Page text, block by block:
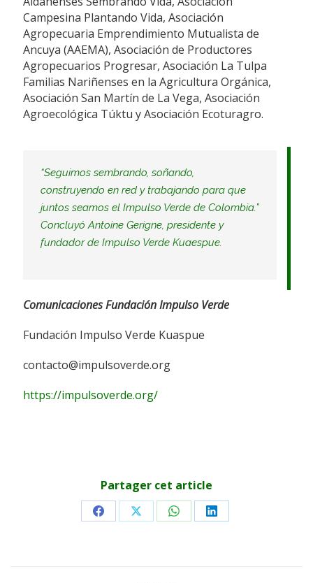
Campesina Plantando Vida, Asociación
Agropecuaria Emprendimiento Mutualista de
Ancuya (AAEMA), Asociación de Productores
Agropecuarios Progresar, Asociación La Tulpa
Familias Nariñenses en la Agricultura Orgánica,
Asociación San Martín de La Vega, Asociación
Agroecológica Túktu y Asociación Ecoturagro.
“Seguimos sembrando, soñando,
construyendo en red y trabajando para que
juntos seamos el Impulso Verde de Colombia.”
Concluyó Antoine Gerigne, presidente y
fundador de Impulso Verde Kuaespue.
Comunicaciones Fundación Impulso Verde
Fundación Impulso Verde Kuaspue
contacto@impulsoverde.org
https://impulsoverde.org/
Partager cet article
Share Share Share Share